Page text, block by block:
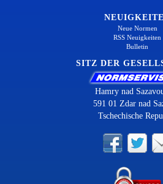
Neue Normen
RSS Neuigkeiten
Bulletin
SITZ DER
Hamry nad
591 01 Zdar nad
Tschechische